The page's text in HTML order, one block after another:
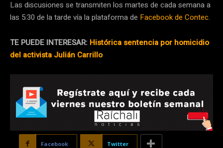
Las discusiones se transmiten los martes de cada semana a
las 5:30 de la tarde vía la plataforma de Facebook de Contec.
TE PUEDE INTERESAR: Histórica sentencia por homicidio
del activista Julián Carrillo
Facebook Twitter